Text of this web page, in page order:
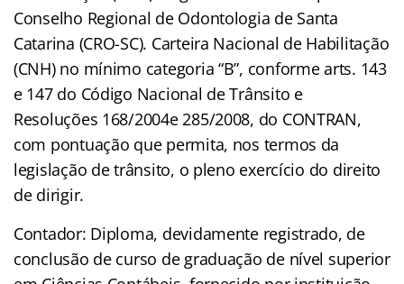
Conselho Regional de Odontologia de Santa
Catarina (CRO-SC). Carteira Nacional de Habilitação
(CNH) no mínimo categoria “B”, conforme arts. 143
e 147 do Código Nacional de Trânsito e
Resoluções 168/2004e 285/2008, do CONTRAN,
com pontuação que permita, nos termos da
legislação de trânsito, o pleno exercício do direito
de dirigir.
Contador: Diploma, devidamente registrado, de
conclusão de curso de graduação de nível superior